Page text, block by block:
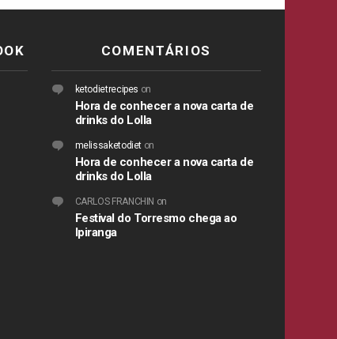
COMENTÁRIOS
ketodietrecipes on
Hora de conhecer a nova carta de
drinks do Lolla
melissaketodiet on
Hora de conhecer a nova carta de
drinks do Lolla
CARLOS FRANCHIN on
Festival do Torresmo chega ao
Ipiranga